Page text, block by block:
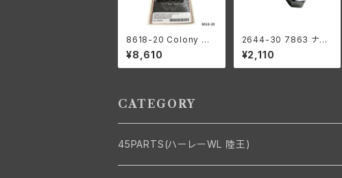
8618-20 Colony コ
ロニー ビッグボア ヘッ
ドボルト ワッシャー キッ
ト ハーレーダビッドソン
¥8,610
2644-30 7863 ナッ
ト リアスタッドスペーサ
ー 2個入 ハーレーダビ
ッドソン DL RL WL W
¥2,110
CATEGORY
45PARTS(ハーレーWL 陸王)